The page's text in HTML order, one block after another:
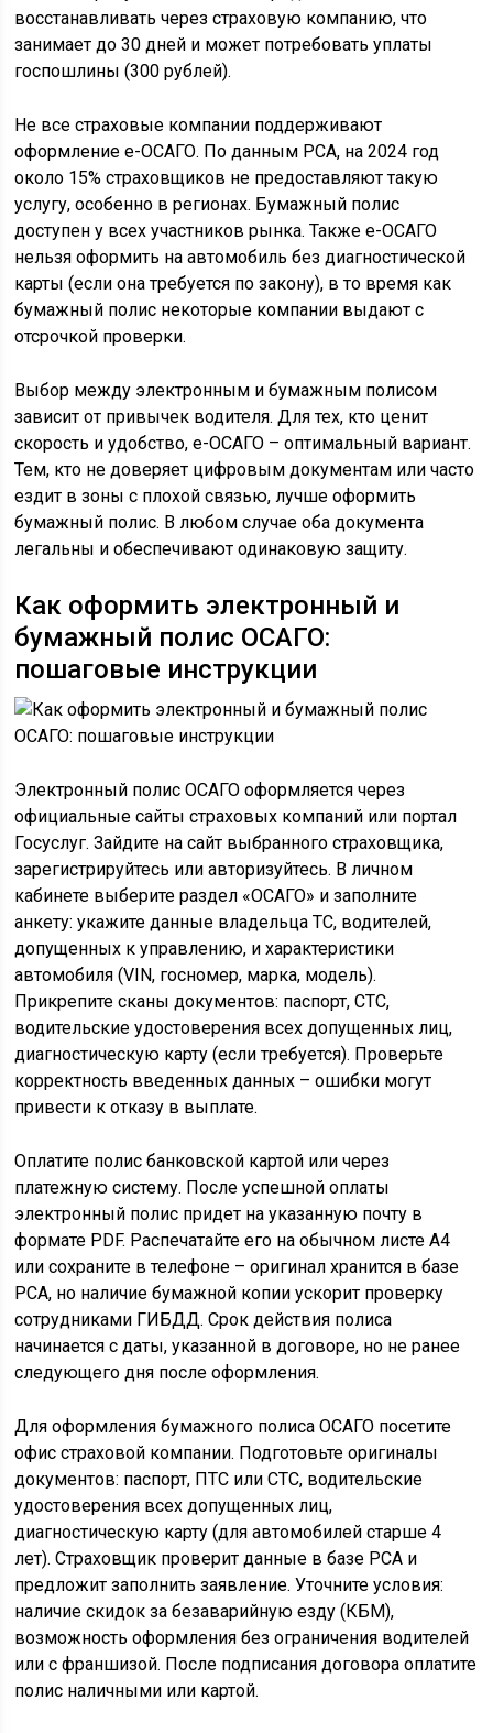
восстанавливать через страховую компанию, что
занимает до 30 дней и может потребовать уплаты
госпошлины (300 рублей).
Не все страховые компании поддерживают
оформление е-ОСАГО. По данным РСА, на 2024 год
около 15% страховщиков не предоставляют такую
услугу, особенно в регионах. Бумажный полис
доступен у всех участников рынка. Также е-ОСАГО
нельзя оформить на автомобиль без диагностической
карты (если она требуется по закону), в то время как
бумажный полис некоторые компании выдают с
отсрочкой проверки.
Выбор между электронным и бумажным полисом
зависит от привычек водителя. Для тех, кто ценит
скорость и удобство, е-ОСАГО – оптимальный вариант.
Тем, кто не доверяет цифровым документам или часто
ездит в зоны с плохой связью, лучше оформить
бумажный полис. В любом случае оба документа
легальны и обеспечивают одинаковую защиту.
Как оформить электронный и
бумажный полис ОСАГО:
пошаговые инструкции
Электронный полис ОСАГО оформляется через
официальные сайты страховых компаний или портал
Госуслуг. Зайдите на сайт выбранного страховщика,
зарегистрируйтесь или авторизуйтесь. В личном
кабинете выберите раздел «ОСАГО» и заполните
анкету: укажите данные владельца ТС, водителей,
допущенных к управлению, и характеристики
автомобиля (VIN, госномер, марка, модель).
Прикрепите сканы документов: паспорт, СТС,
водительские удостоверения всех допущенных лиц,
диагностическую карту (если требуется). Проверьте
корректность введенных данных – ошибки могут
привести к отказу в выплате.
Оплатите полис банковской картой или через
платежную систему. После успешной оплаты
электронный полис придет на указанную почту в
формате PDF. Распечатайте его на обычном листе А4
или сохраните в телефоне – оригинал хранится в базе
РСА, но наличие бумажной копии ускорит проверку
сотрудниками ГИБДД. Срок действия полиса
начинается с даты, указанной в договоре, но не ранее
следующего дня после оформления.
Для оформления бумажного полиса ОСАГО посетите
офис страховой компании. Подготовьте оригиналы
документов: паспорт, ПТС или СТС, водительские
удостоверения всех допущенных лиц,
диагностическую карту (для автомобилей старше 4
лет). Страховщик проверит данные в базе РСА и
предложит заполнить заявление. Уточните условия:
наличие скидок за безаварийную езду (КБМ),
возможность оформления без ограничения водителей
или с франшизой. После подписания договора оплатите
полис наличными или картой.